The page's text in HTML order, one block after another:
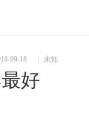
09-18 未知
好